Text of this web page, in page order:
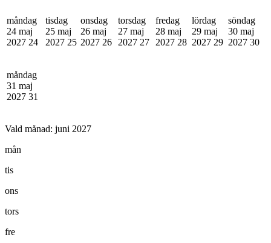
måndag
24 maj
2027 24
tisdag
25 maj
2027 25
onsdag
26 maj
2027 26
torsdag
27 maj
2027 27
fredag
28 maj
2027 28
lördag
29 maj
2027 29
söndag
30 maj
2027 30
måndag
31 maj
2027 31
Vald månad: juni 2027
mån
tis
ons
tors
fre